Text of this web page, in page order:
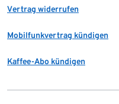
Vertrag widerrufen
Mobilfunkvertrag kündigen
Kaffee-Abo kündigen